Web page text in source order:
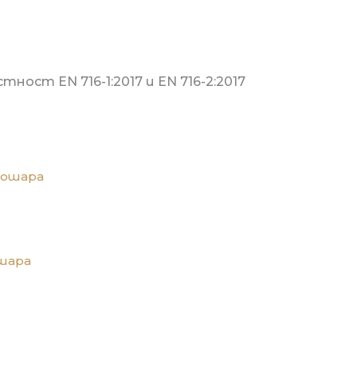
EN 716-1:2017 и EN 716-2:2017